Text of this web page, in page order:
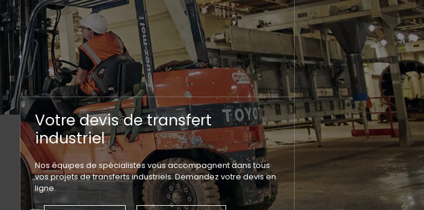
Votre devis de transfert
industriel
Nos équipes de spécialistes vous accompagnent dans tous
vos projets de transferts industriels. Demandez votre devis en
ligne.